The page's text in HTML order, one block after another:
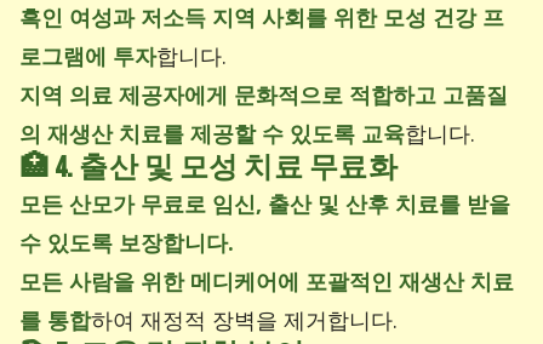
흑인 여성과 저소득 지역 사회를 위한 모성 건강 프
로그램에 투자합니다.
지역 의료 제공자에게 문화적으로 적합하고 고품질
의 재생산 치료를 제공할 수 있도록 교육합니다.
🏥 4. 출산 및 모성 치료 무료화
모든 산모가 무료로 임신, 출산 및 산후 치료를 받을
수 있도록 보장합니다.
모든 사람을 위한 메디케어에 포괄적인 재생산 치료
를 통합하여 재정적 장벽을 제거합니다.